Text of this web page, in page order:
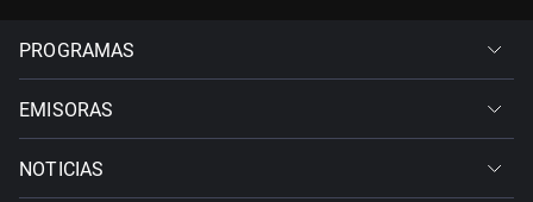
PROGRAMAS
EMISORAS
NOTICIAS